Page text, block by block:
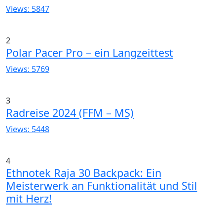
Views: 5847
2
Polar Pacer Pro – ein Langzeittest
Views: 5769
3
Radreise 2024 (FFM – MS)
Views: 5448
4
Ethnotek Raja 30 Backpack: Ein
Meisterwerk an Funktionalität und Stil
mit Herz!